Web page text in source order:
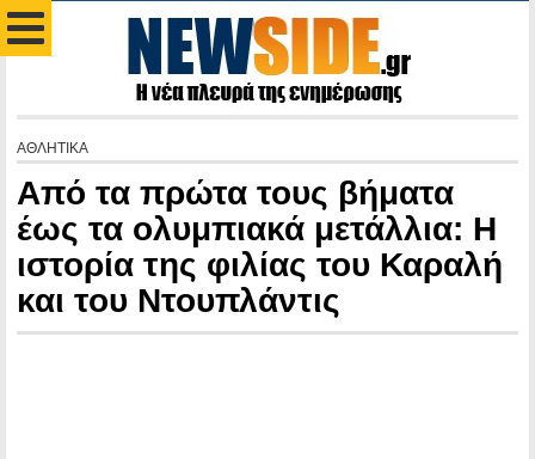
ΑΘΛΗΤΙΚΑ
Από τα πρώτα τους βήματα
έως τα ολυμπιακά μετάλλια: Η
ιστορία της φιλίας του Καραλή
και του Ντουπλάντις